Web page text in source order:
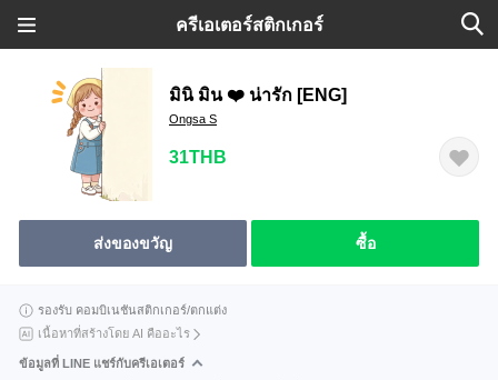
ครีเอเตอร์สติกเกอร์
มินิ มิน ❤️ น่ารัก [ENG]
Ongsa S
31THB
ส่งของขวัญ ซื้อ
รองรับ คอมบิเนชันสติกเกอร์/ตกแต่ง
เนื้อหาที่สร้างโดย AI คืออะไร
ข้อมูลที่ LINE แชร์กับครีเอเตอร์